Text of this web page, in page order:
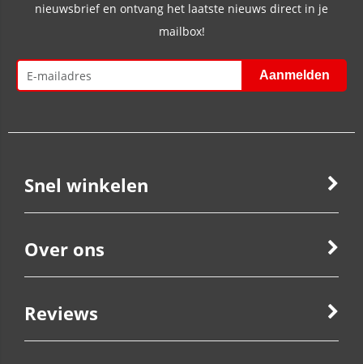
nieuwsbrief en ontvang het laatste nieuws direct in je
mailbox!
Snel winkelen
Over ons
Reviews